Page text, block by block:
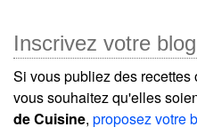
Inscrivez votre
Si vous publiez des
vous souhaitez qu'elles
de Cuisine, proposez votre